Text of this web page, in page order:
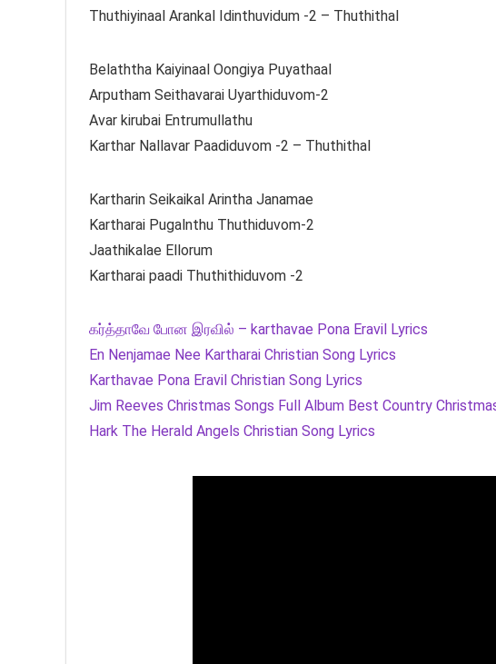
Thuthiyinaal Arankal Idinthuvidum -2 – Thuthithal
Belaththa Kaiyinaal Oongiya Puyathaal
Arputham Seithavarai Uyarthiduvom-2
Avar kirubai Entrumullathu
Karthar Nallavar Paadiduvom -2 – Thuthithal
Kartharin Seikaikal Arintha Janamae
Kartharai Pugalnthu Thuthiduvom-2
Jaathikalae Ellorum
Kartharai paadi Thuthithiduvom -2
கர்த்தாவே போன இரவில் – karthavae Pona Eravil Lyrics
En Nenjamae Nee Kartharai Christian Song Lyrics
Karthavae Pona Eravil Christian Song Lyrics
Jim Reeves Christmas Songs Full Album Best Country
Hark The Herald Angels Christian Song Lyrics